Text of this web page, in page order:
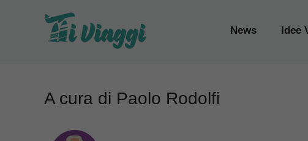
News Idee
A cura di Paolo Rodolfi